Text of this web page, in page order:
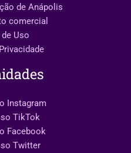
de Anápolis
comercial
Uso
Instagram
TikTok
Facebook
Twitter